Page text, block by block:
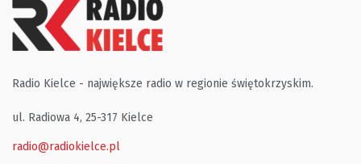
Radio Kielce - największe radio w regionie świętokrzyskim.
ul. Radiowa 4, 25-317 Kielce
radio@radiokielce.pl